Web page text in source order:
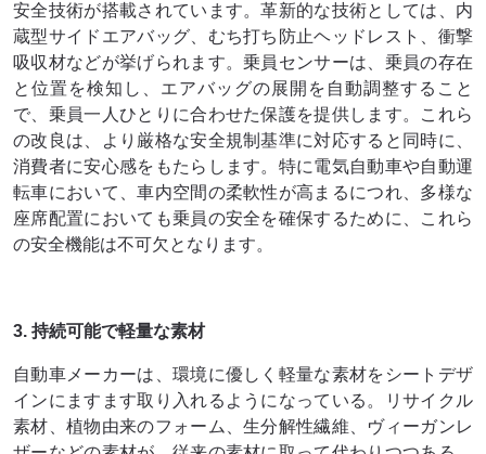
安全技術が搭載されています。革新的な技術としては、内
蔵型サイドエアバッグ、むち打ち防止ヘッドレスト、衝撃
吸収材などが挙げられます。乗員センサーは、乗員の存在
と位置を検知し、エアバッグの展開を自動調整すること
で、乗員一人ひとりに合わせた保護を提供します。これら
の改良は、より厳格な安全規制基準に対応すると同時に、
消費者に安心感をもたらします。特に電気自動車や自動運
転車において、車内空間の柔軟性が高まるにつれ、多様な
座席配置においても乗員の安全を確保するために、これら
の安全機能は不可欠となります。
3. 持続可能で軽量な素材
自動車メーカーは、環境に優しく軽量な素材をシートデザ
インにますます取り入れるようになっている。リサイクル
素材、植物由来のフォーム、生分解性繊維、ヴィーガンレ